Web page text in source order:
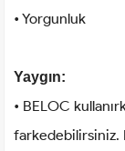
• Yorgunluk
Yaygın:
• BELOC
farkedebilirsiniz.